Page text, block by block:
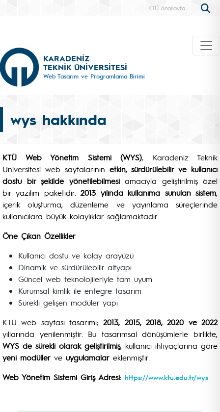
KTÜ Anasayfa
KARADENİZ
TEKNİK ÜNİVERSİTESİ
Web Tasarım ve Programlama Birimi
wys hakkında
KTÜ Web Yönetim Sistemi (WYS), Karadeniz Teknik
Üniversitesi web sayfalarının etkin, sürdürülebilir ve kullanıcı
dostu bir şekilde yönetilebilmesiamacıyla geliştirilmiş özel
bir yazılım paketidir.2013 yılında kullanıma sunulan sistem,
içerik oluşturma, düzenleme ve yayınlama süreçlerinde
kullanıcılara büyük kolaylıklar sağlamaktadır.
Öne Çıkan Özellikler
Kullanıcı dostu ve kolay arayüzü
Dinamik ve sürdürülebilir altyapı
Güncel web teknolojileriyle tam uyum
Kurumsal kimlik ile entegre tasarım
Sürekli gelişen modüler yapı
KTÜ web sayfası tasarımı;2013, 2015, 2018, 2020 ve 2022
yıllarında yenilenmiştir. Bu tasarımsal dönüşümlerle birlikte,
WYS de sürekli olarak geliştirilmiş, kullanıcı ihtiyaçlarına göre
yeni modüller ve uygulamalar eklenmiştir.
Web Yönetim Sistemi Giriş Adresi: https://www.ktu.edu.tr/wys